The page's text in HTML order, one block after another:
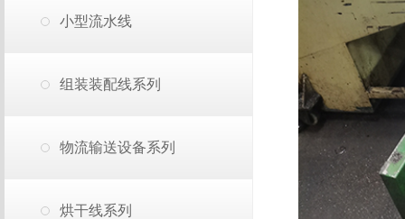
小型流水线
组装装配线系列
物流输送设备系列
烘干线系列